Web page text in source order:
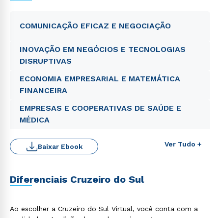
COMUNICAÇÃO EFICAZ E NEGOCIAÇÃO
INOVAÇÃO EM NEGÓCIOS E TECNOLOGIAS
DISRUPTIVAS
ECONOMIA EMPRESARIAL E MATEMÁTICA
FINANCEIRA
EMPRESAS E COOPERATIVAS DE SAÚDE E
MÉDICA
Ver Tudo +
Baixar Ebook
Diferenciais Cruzeiro do Sul
Ao escolher a Cruzeiro do Sul Virtual, você conta com a